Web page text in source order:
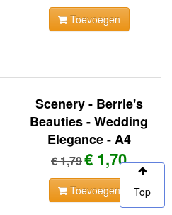
Toevoegen
Scenery - Berrie's
Beauties - Wedding
Elegance - A4
€ 1,79€ 1,70
Toevoegen Top